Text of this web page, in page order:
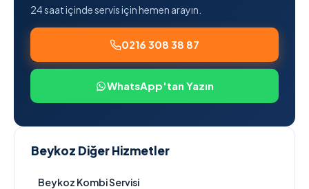
24 saat içinde servis için hemen arayın.
0216 308 38 87
WhatsApp'tan Yazın
Beykoz Diğer Hizmetler
Beykoz Kombi Servisi